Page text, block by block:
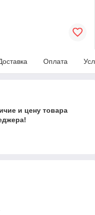
Оплата
и цену товара